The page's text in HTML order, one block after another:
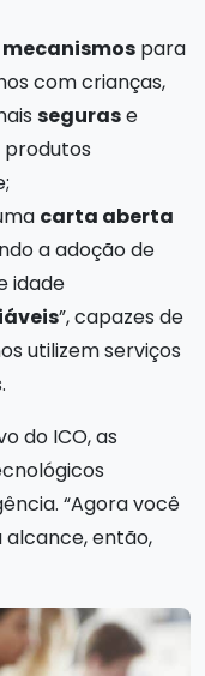
mecanismos para
com crianças,
segurase
produtos
carta aberta
a adoção de
idade
”, capazes de
utilizem serviços
do ICO, as
“Agora você
então,